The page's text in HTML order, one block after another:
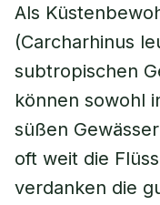
Als
(Carcharhinus
subtropischen
können sowohl
süßen
oft weit die
verdanken die